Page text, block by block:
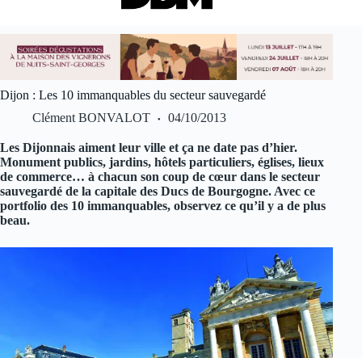
Dijon : Les 10 immanquables du secteur sauvegardé
Clément BONVALOT
04/10/2013
Les Dijonnais aiment leur ville et ça ne date pas d’hier.
Monument publics, jardins, hôtels particuliers, églises, lieux
de commerce… à chacun son coup de cœur dans le secteur
sauvegardé de la capitale des Ducs de Bourgogne. Avec ce
portfolio des 10 immanquables, observez ce qu’il y a de plus
beau.